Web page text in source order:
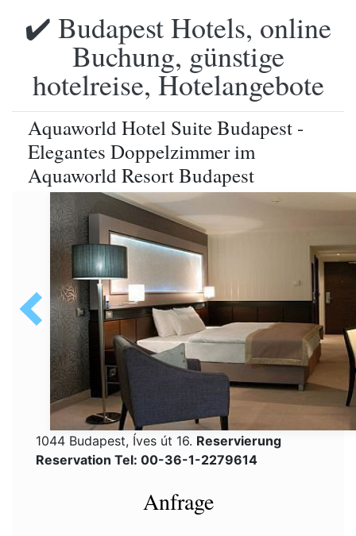
✔️ Budapest Hotels, online
Buchung, günstige
hotelreise, Hotelangebote
Aquaworld Hotel Suite Budapest -
Elegantes Doppelzimmer im
Aquaworld Resort Budapest
1044 Budapest, Íves út 16. Reservierung
Reservation Tel: 00-36-1-2279614
Anfrage